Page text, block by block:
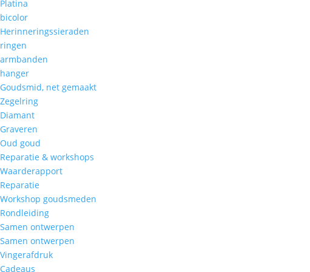
Platina
bicolor
Herinneringssieraden
ringen
armbanden
hanger
Goudsmid, net gemaakt
Zegelring
Diamant
Graveren
Oud goud
Reparatie & workshops
Waarderapport
Reparatie
Workshop goudsmeden
Rondleiding
Samen ontwerpen
Samen ontwerpen
Vingerafdruk
Cadeaus